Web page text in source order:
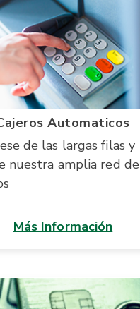
Automaticos
de las largas filas y
nuestra amplia red de
Más Información